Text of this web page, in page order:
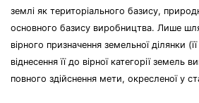
землі як територіального базису,
основного базису виробництва. Лише
вірного призначення земельної ділянки
віднесення її до вірної категорії земель
повного здійснення мети, окресленої у